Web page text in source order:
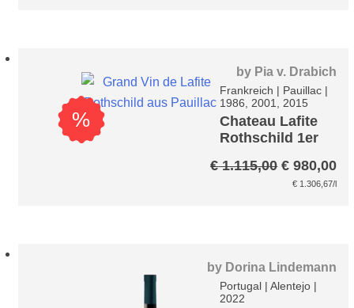
by Pia v. Drabich
%
Frankreich | Pauillac|
1986, 2001, 2015
Chateau Lafite
Rothschild 1er
€1.115,00
Preis
€ 980,00
€ 1.306,67/l
by Dorina Lindemann
Portugal| Alentejo|
2022